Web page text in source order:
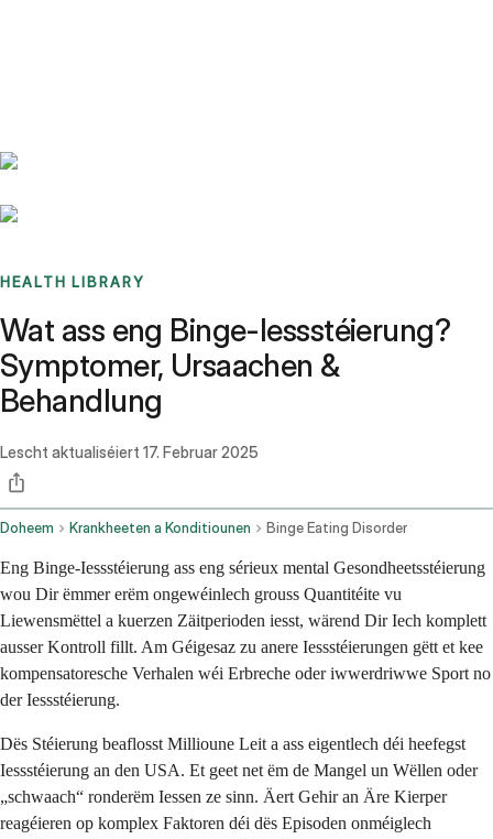
HEALTH LIBRARY
Wat ass eng Binge-Iessstéierung?
Symptomer, Ursaachen &
Behandlung
Lescht aktualiséiert 17. Februar 2025
Doheem Krankheeten a Konditiounen Binge Eating Disorder
Eng Binge-Iessstéierung ass eng sérieux mental Gesondheetsstéierung
wou Dir ëmmer erëm ongewéinlech grouss Quantitéite vu
Liewensmëttel a kuerzen Zäitperioden iesst, wärend Dir Iech komplett
ausser Kontroll fillt. Am Géigesaz zu anere Iessstéierungen gëtt et kee
kompensatoresche Verhalen wéi Erbreche oder iwwerdriwwe Sport no
der Iessstéierung.
Dës Stéierung beaflosst Millioune Leit a ass eigentlech déi heefegst
Iessstéierung an den USA. Et geet net ëm de Mangel un Wëllen oder
„schwaach“ ronderëm Iessen ze sinn. Äert Gehir an Äre Kierper
reagéieren op komplex Faktoren déi dës Episoden onméiglech